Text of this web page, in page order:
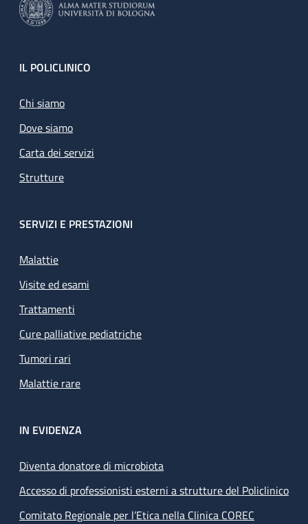
Footer
IL POLICLINICO
Chi siamo
Dove siamo
Carta dei servizi
Strutture
SERVIZI E PRESTAZIONI
Malattie
Visite ed esami
Trattamenti
Cure palliative pediatriche
Tumori rari
Malattie rare
IN EVIDENZA
Diventa donatore di microbiota
Accesso di professionisti esterni a strutture del Policlinico
Comitato Regionale per l’Etica nella Clinica COREC